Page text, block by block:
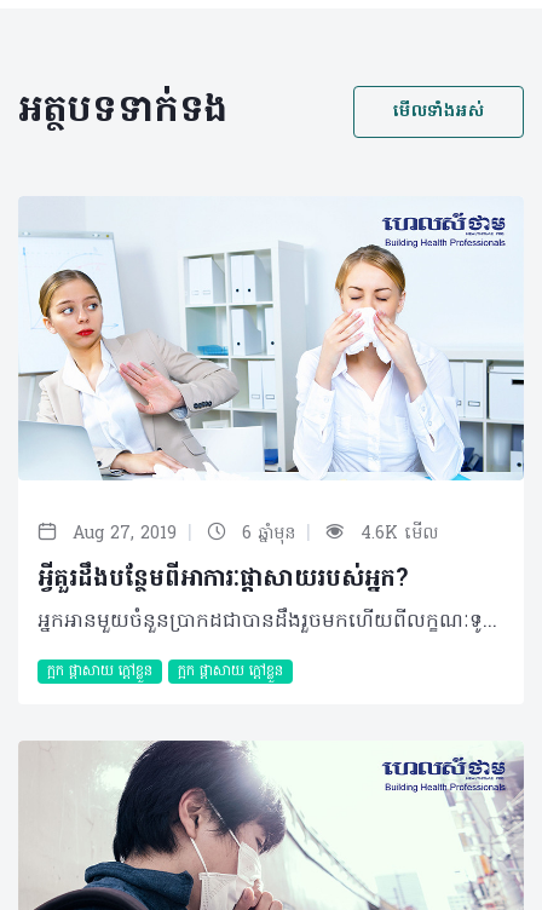
អត្ថបទទាក់ទង មើលទាំងអស់
Aug 27, 2019 | 6 ឆ្នាំមុន | 4.6K មើល
អ្វីគួរដឹងបន្ថែមពីអាការៈផ្ដាសាយរបស់អ្នក?
អ្នកអានមួយចំនួនប្រាកដជាបានដឹងរួចមកហើយពីលក្ខណៈទូទៅ និងរោគសញ្ញានានានៃជំងឺផ្ដាសាយ តាមរយៈការចេញផ្សាយរបស់ ហេលស៍ថាមនៅខែមុន។ ជាថ្មីម្ដងទៀតដើម្បីបង្កើនការយល់ដឹងពីជំងឺផ្ដាសាយឲ្យបានកាន់តែច្បាស់ និងចំណុចផ្សេងទៀតដែលអ្នកមិនធ្លាប់បានដឹងពីមុននោះអត្ថបទខាងក្រោមអាចជាបកស្រាយបន្ថែមសម្រាប់អ្នក។ ផ្ដាសាយត្រូវបានគេទទួលស្គាល់ថាជាការចម្លងសាមញ្ញទៅលើច្រមុះ និងបំពង់កដែលបង្កឡើងពីវីរុសជាង ២០០ប្រភេទខុសៗគ្នា។ ភាគច្រើនក្នុងករណីជំងឺផ្ដាសាយក្នុងកម្រិត ១០ ទៅ ៤០ភាគរយ ត្រូវបានបង្កឡើងដោយមេរោគមួយប្រភេទហៅថា Rhinovirus។ ចំណែក រោគសញ្ញានៃជំងឺផ្ដាសាយតែងស្ដែងចេញនៅរយៈពេល ២ទៅ៣ថ្ងៃបន្ទាប់ពីការឆ្លងរោគ ហើយអ្នកជំងឺមានហានិភ័យខ្ពស់ក្នុងការចម្លងទៅកាន់មនុស្សម្នាក់ទៀតនៅថ្ងៃទី៣ ឬទី៤បន្ទាប់ពីរោគសញ្ញាលេចឡើង។ បើទោះបី ជំងឺផ្ដាសាយអាចធូរស្រាលក្នុងរយៈពេល ១ អាទិត្យ តែក្នុងករណីខ្លះក៏អាចកើនដល់ ២អាទិត្យ។ ភាពញឹកញាប់នៃការឆ្លងជំងឺផ្ដាសាយ មនុស្សពេញវ័យជាមធ្យមអាចមានជំងឺផ្ដាសាយ ២ ទៅ៤ដងក្នុងមួយឆ្នាំ ជាពិសេសសង្កេតឃើញកើតមានញឹកញាប់ទៅលើស្រ្តីដែលស្ថិតក្នុងវ័យចន្លោះ ២០ ទៅ ៣០ឆ្នាំ និងមានចំនួនច្រើនជាងការឆ្លងទៅលើបុរស។ ចំណែកបុគ្គលដែលមានវ័យច្រើនជាង ៦០ឆ្នាំ មានហានិភ័យទាបក្នុងការឆ្លងមេរោគផ្ដាសាយ។ ជាទូទៅ ជំងឺផ្ដាសាយងាយចម្លងពីមនុស្សម្នាក់ ទៅកាន់ម្នាក់ទៀតនៅក្នុងរដូវភ្លៀង ធ្លាក់ខ្យល់ ឬរងាចំណែកការឆ្លងតាមរដូវកាលអាចកើតមានឡើងផងដែរ ដូចជាកម្មវិធីដែលមានការប្រមូលផ្ដុំមនុស្សច្រើន ឬការចាប់ផ្ដើមបវេសនកាលថ្មីក្នុងការសិក្សារបស់កុមារពីព្រោះវាជាឱកាសបង្កើនការឆ្លងវីរុសផ្ដាសាយបានយ៉ាងងាយ។ កត្តាធ្វើឲ្យងាយចម្លងមេរោគផ្ដាសាយ ជាទូទៅ វីរុសផ្តាសាយអាចឆ្លងចូលក្នុងខ្លួនរបស់អ្នកតាមរយៈមាត់ ភ្នែក ឬច្រមុះ។ វាក៏អាចរីករាលដាលផងដែរតាមរយៈការប៉ះពាល់ផ្ទាល់ជាច្រើនរួមមាន៖ • ការប្រើប្រាស់ក្រដាសជូតមាត់មិនត្រឹមត្រូវ៖ ការទុកក្រដាសជូតមាត់ក្នុងហោប៉ៅរបស់អ្នកសម្រាប់ប្រើប្រាស់ឡើងវិញជារឿងដែលគួរឲ្យចៀសវាង។ អ្នកគួរបោះចោលក្រដាសជូតមាត់ភ្លាមៗបន្ទាប់ពីការប្រើប្រាស់រួច ដោយសារមេរោគបានតោងលើក្រដាសនោះនៅពេលប្រើប្រាស់លើកទីមួយរួចមកហើយ • ការប៉ះពាល់វត្ថុណាមួយ៖ ប្រសិនបើអ្នកបានដឹងពីចំនួនវីរុសដែលមាននៅក្នុងបរិយាកាស នោះអ្នកប្រហែលជាត្រូវមានការប្រុងប្រយ័ត្នជាងមុនលើអ្វីដែលអ្នកបានប៉ះពាល់។ ជាក់ស្ដែង ប្រសិនបើអ្នកត្រូវប៉ះពាល់លើបង្កាន់ដៃជណ្តើរសាធារណៈ ចូរគ្របដៃរបស់អ្នកជាមួយនឹងក្រណាត់ ឬដៃអាវរបស់អ្នកដើម្បីរារាំងវីរុសពីការឆ្លងដោយផ្ទាល់លើស្បែករបស់អ្នក • ការចែករំលែក៖ ចៀសវាងការប្រើប្រាស់វត្ថុ ឬឧបករណ៍ណាមួយដូចជានៅសាលា ឬកន្លែងធ្វើការ ដោយគ្មានការប្រុងប្រយ័ត្ន ជាពិសេសការប្រើប្រាស់បន្ទាប់ពីបុគ្គលដែលកំពុងមានជំងឺ • ការមិនលាងសម្អាតដៃឲ្យបានទៀងទាត់៖ ជាទម្លាប់ដែលធ្វើឲ្យវីរុសផ្ដាសាយងាយឆ្លងចូលក្នុងខ្លួនអ្នកយ៉ាងងាយស្រួល។ អ្នកគួរលាងដៃឲ្យបានញឹកញាប់ដើម្បីបញ្ឈប់មេរោគឲ្យបានលឿនមុនឆ្លងចូលតាមច្រមុះ និងមាត់របស់អ្នក • រស់នៅមិនស្អាត និងគ្មានផាសុកភាព៖ អ្នកគួរបោសជូតសមា្អតផ្ទះ តុការងារ និងនៅតាមទីធ្លាជាពិសេសនៅពេលអ្នកណាម្នាក់ឈឺ។ បន្ថែមពីនោះគួររស់នៅជាមួយផាសុកភាពដោយកំណត់ការគេងឲ្យបានគ្រប់គ្រាន់ ពិសាអាហារមានជីវជាតិ ញ៉ាំទឹកឲ្យបានញឹកញាប់ និងគ្រប់គ្រងភាពតានតឹង • មិនធ្វើលំហាត់ប្រាណ៖ ជាទូទៅសកម្មភាពហាត់ប្រាណឲ្យបានជាប្រចាំអាចជួយលើកកម្ពស់សុខភាពទូទៅ និងសុខុមាលភាពរបស់មនុស្សនិងកាត់បន្ថយហានិភ័យនៃជំងឺមួយចំនួន • មិនចាក់វ៉ាក់សាំង៖ ដោយហេតុថាជំងឺផ្ដាសាយអាចការពារបានតាមរយៈការចាក់វ៉ាក់សាំង ដូច្នេះអ្នកគួរទទួលបានការចាក់វ៉ាក់សាំងតាមការណែនាំរបស់វេជ្ជបណ្ឌិត។ ភាពធ្ងន់ធ្ងរនៃជំងឺផ្ដាសាយ បើទោះបីជំងឺផ្ដាសាយងាយនឹងធូរស្រាលក្នុងរយៈពេលខ្លីណាមួយ ប៉ុន្តែក្នុងករណីមេរោគមានសមត្ថភាពអាចរាលដាលទៅកាន់រាងកាយផ្សេងទៀតនោះវាអាចបង្កជាជំងឺផ្សេងដូចជា រលាកច្រមុះ ការឆ្លងរោគនៅត្រចៀក ឬរលាកទងសួតជាដើម។ ផលវិបាកនៃជំងឺខាងលើអាចឲ្យមានអាការៈក្អកជាប់លាប់ជាប្រចាំនិងអាចប្រែប្រួលកាន់តែធ្ងន់ធ្ងរបើទោះបីជំងឺផ្ដាសាយបានជាសះស្បើយរួចទៅហើយ។ ជាក់ស្ដែង ប្រសិនស្ថានភាពជំងឺបានប្រែប្រួលនោះការព្យាបាលក៏ត្រូវការប្រើប្រាស់ឱសថច្រើន និងចំណាយរយៈពេលយូរដូច្នេះអ្នកត្រូវស្វែងរកការពិគ្រោះ និងព្យាបាលឲ្យបានទាន់ពេលវេលាក្នុងករណីអ្នកសង្កេតឃើញអាការៈផ្ដាសាយអូសបន្លាយច្រើនជាង ១០ថ្ងៃ ហើយមានរួមបញ្ចូលនូវរោគសញ្ញាផ្សេងទៀតដូចជា៖ • កម្ដៅខ្លួនកើនខ្លាំងលើសពី ៣៧ អង្សា ជាពិសេសលើកុមារ • សម្បោរពណ៌លឿង ឬបៃតង • ឈឺបំពង់ក ឬពិបាកដកដង្ហើម។ល។ 2019 រក្សាសិទ្ធិគ្រប់យ៉ាង​ដោយ Healthtime Corporation ចំពោះគ្រប់អត្ថបទដោយគ្មានផ្នែកណាមួយត្រូវបោះពុម្ពផ្សាយចូលប្រព័ន្ធអុីនធឺណែតឧបករណ៍អេឡិចត្រូនិកអាត់ជាសំឡេងឬថតចំលងគ្រប់រូបភាពដោយគ្មានការអនុញ្ញាតឡើយ
ក្អក ផ្តាសាយ ក្តៅខ្លួន ក្អក ផ្តាសាយ ក្តៅខ្លួន